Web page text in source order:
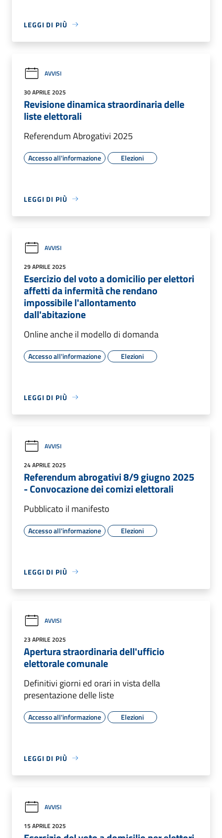
LEGGI DI PIÙ
AVVISI
30 APRILE 2025
Revisione dinamica straordinaria delle
liste elettorali
Referendum Abrogativi 2025
Accesso all'informazione Elezioni
LEGGI DI PIÙ
AVVISI
29 APRILE 2025
Esercizio del voto a domicilio per elettori
affetti da infermità che rendano
impossibile l'allontamento
dall'abitazione
Online anche il modello di domanda
Accesso all'informazione Elezioni
LEGGI DI PIÙ
AVVISI
24 APRILE 2025
Referendum abrogativi 8/9 giugno 2025
- Convocazione dei comizi elettorali
Pubblicato il manifesto
Accesso all'informazione Elezioni
LEGGI DI PIÙ
AVVISI
23 APRILE 2025
Apertura straordinaria dell'ufficio
elettorale comunale
Definitivi giorni ed orari in vista della
presentazione delle liste
Accesso all'informazione Elezioni
LEGGI DI PIÙ
AVVISI
15 APRILE 2025